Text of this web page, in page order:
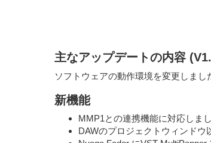
主なアップデートの内容
ソフトウェアの動作環境を変更しまし
新機能
MMP1との連携機能に対応しまし
DAWのプロジェクトウィンド